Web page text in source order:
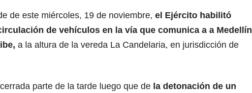
de este miércoles, 19 de noviembre, el Ejército habilitó
de vehículos en la vía que comunica a a Medellín
a la altura de la vereda La Candelaria, en jurisdicción de
parte de la tarde luego que de la detonación de un